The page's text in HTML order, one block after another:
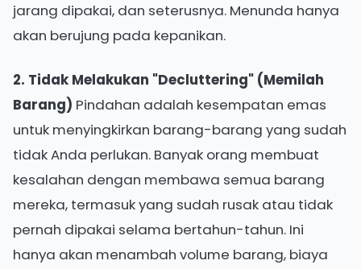
jarang dipakai, dan seterusnya. Menunda hanya
akan berujung pada kepanikan.
2. Tidak Melakukan "Decluttering" (Memilah
Barang) Pindahan adalah kesempatan emas
untuk menyingkirkan barang-barang yang sudah
tidak Anda perlukan. Banyak orang membuat
kesalahan dengan membawa semua barang
mereka, termasuk yang sudah rusak atau tidak
pernah dipakai selama bertahun-tahun. Ini
hanya akan menambah volume barang, biaya